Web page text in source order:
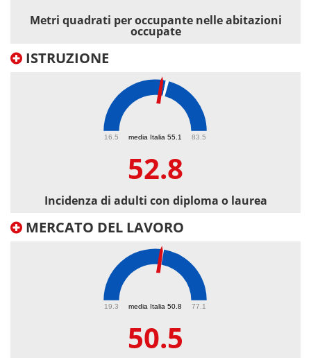
Metri quadrati per occupante nelle abitazioni
occupate
ISTRUZIONE
media Italia 55.1
16.5 83.5
52.8
Incidenza di adulti con diploma o laurea
MERCATO DEL LAVORO
media Italia 50.8
19.3 77.1
50.5